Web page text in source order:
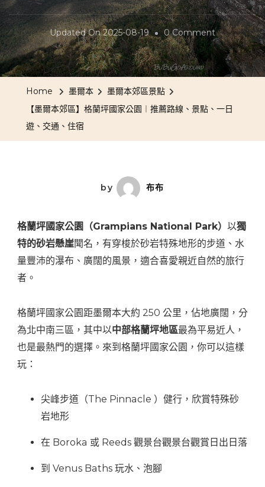
Updated On2025-08-19 0 CommentOn
【墨
公
園
︱
路
線、
景
日
通、
Home 墨爾本
墨爾本郊區景點
【墨爾本郊區】格蘭坪國家公園︱推薦路線、景點、一日
遊、交通、住宿
by 布布
格蘭坪國家公園（Grampians National Park） 以獨
特的砂岩懸崖聞名，有穿梭於砂岩特殊地形的步道、水
量豐沛的瀑布、廣闊的風景，適合喜愛親近自然的旅行
者。
格蘭坪國家公園距墨爾本大約 250 公里，佔地廣闊，分
為北中南三區，其中以中部格蘭坪地區最為平易近人，
也是最熱門的選擇。來到格蘭坪國家公園，你可以這樣
玩：
尖峰步道（The Pinnacle ）健行，欣賞特殊砂
岩地形
在 Boroka 或 Reeds 觀景台觀景台觀賞日出日落
到 Venus Baths 玩水、泡腳